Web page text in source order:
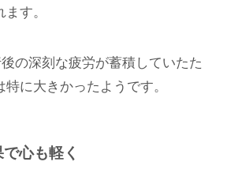
す。
の深刻な疲労が蓄積していたた
に大きかったようです。
心も軽く